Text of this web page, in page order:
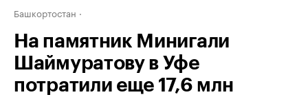
Башкортостан
На памятник Минигали
Шаймуратову в Уфе
потратили еще 17,6 млн